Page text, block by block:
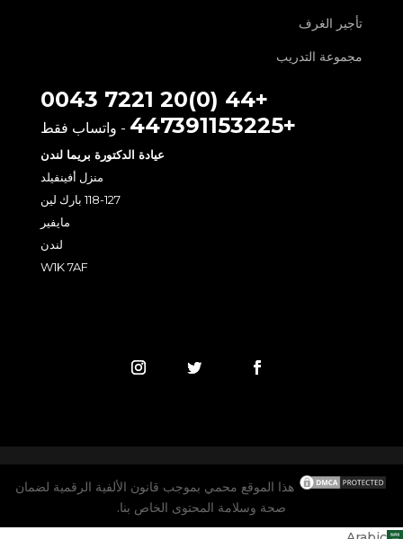
تأجير الغرف
مجموعة التدريب
+44 (0)20 7221 0043
+447391153225
- واتساب فقط
عيادة الدكتورة بريما لندن
منزل أفينفيلد
118-127 بارك لين
مايفير
لندن
W1K 7AF
هذا الموقع محمي بموجب قانون الألفية الرقمية لضمان
صحة وسلامة المحتوى الخاص بنا.